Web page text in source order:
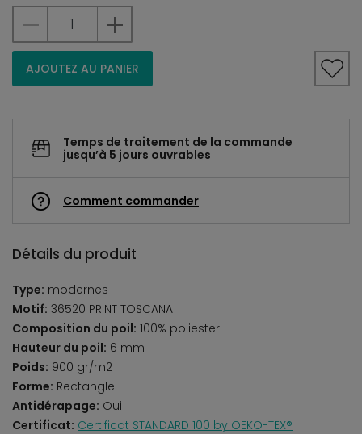
AJOUTEZ AU PANIER
Temps de traitement de la commande
jusqu’à 5 jours ouvrables
Comment commander
Détails du produit
Type: modernes
Motif: 36520 PRINT TOSCANA
Composition du poil: 100% poliester
Hauteur du poil: 6 mm
Poids: 900 gr/m2
Forme: Rectangle
Antidérapage: Oui
Certificat: Certificat STANDARD 100 by OEKO-TEX®